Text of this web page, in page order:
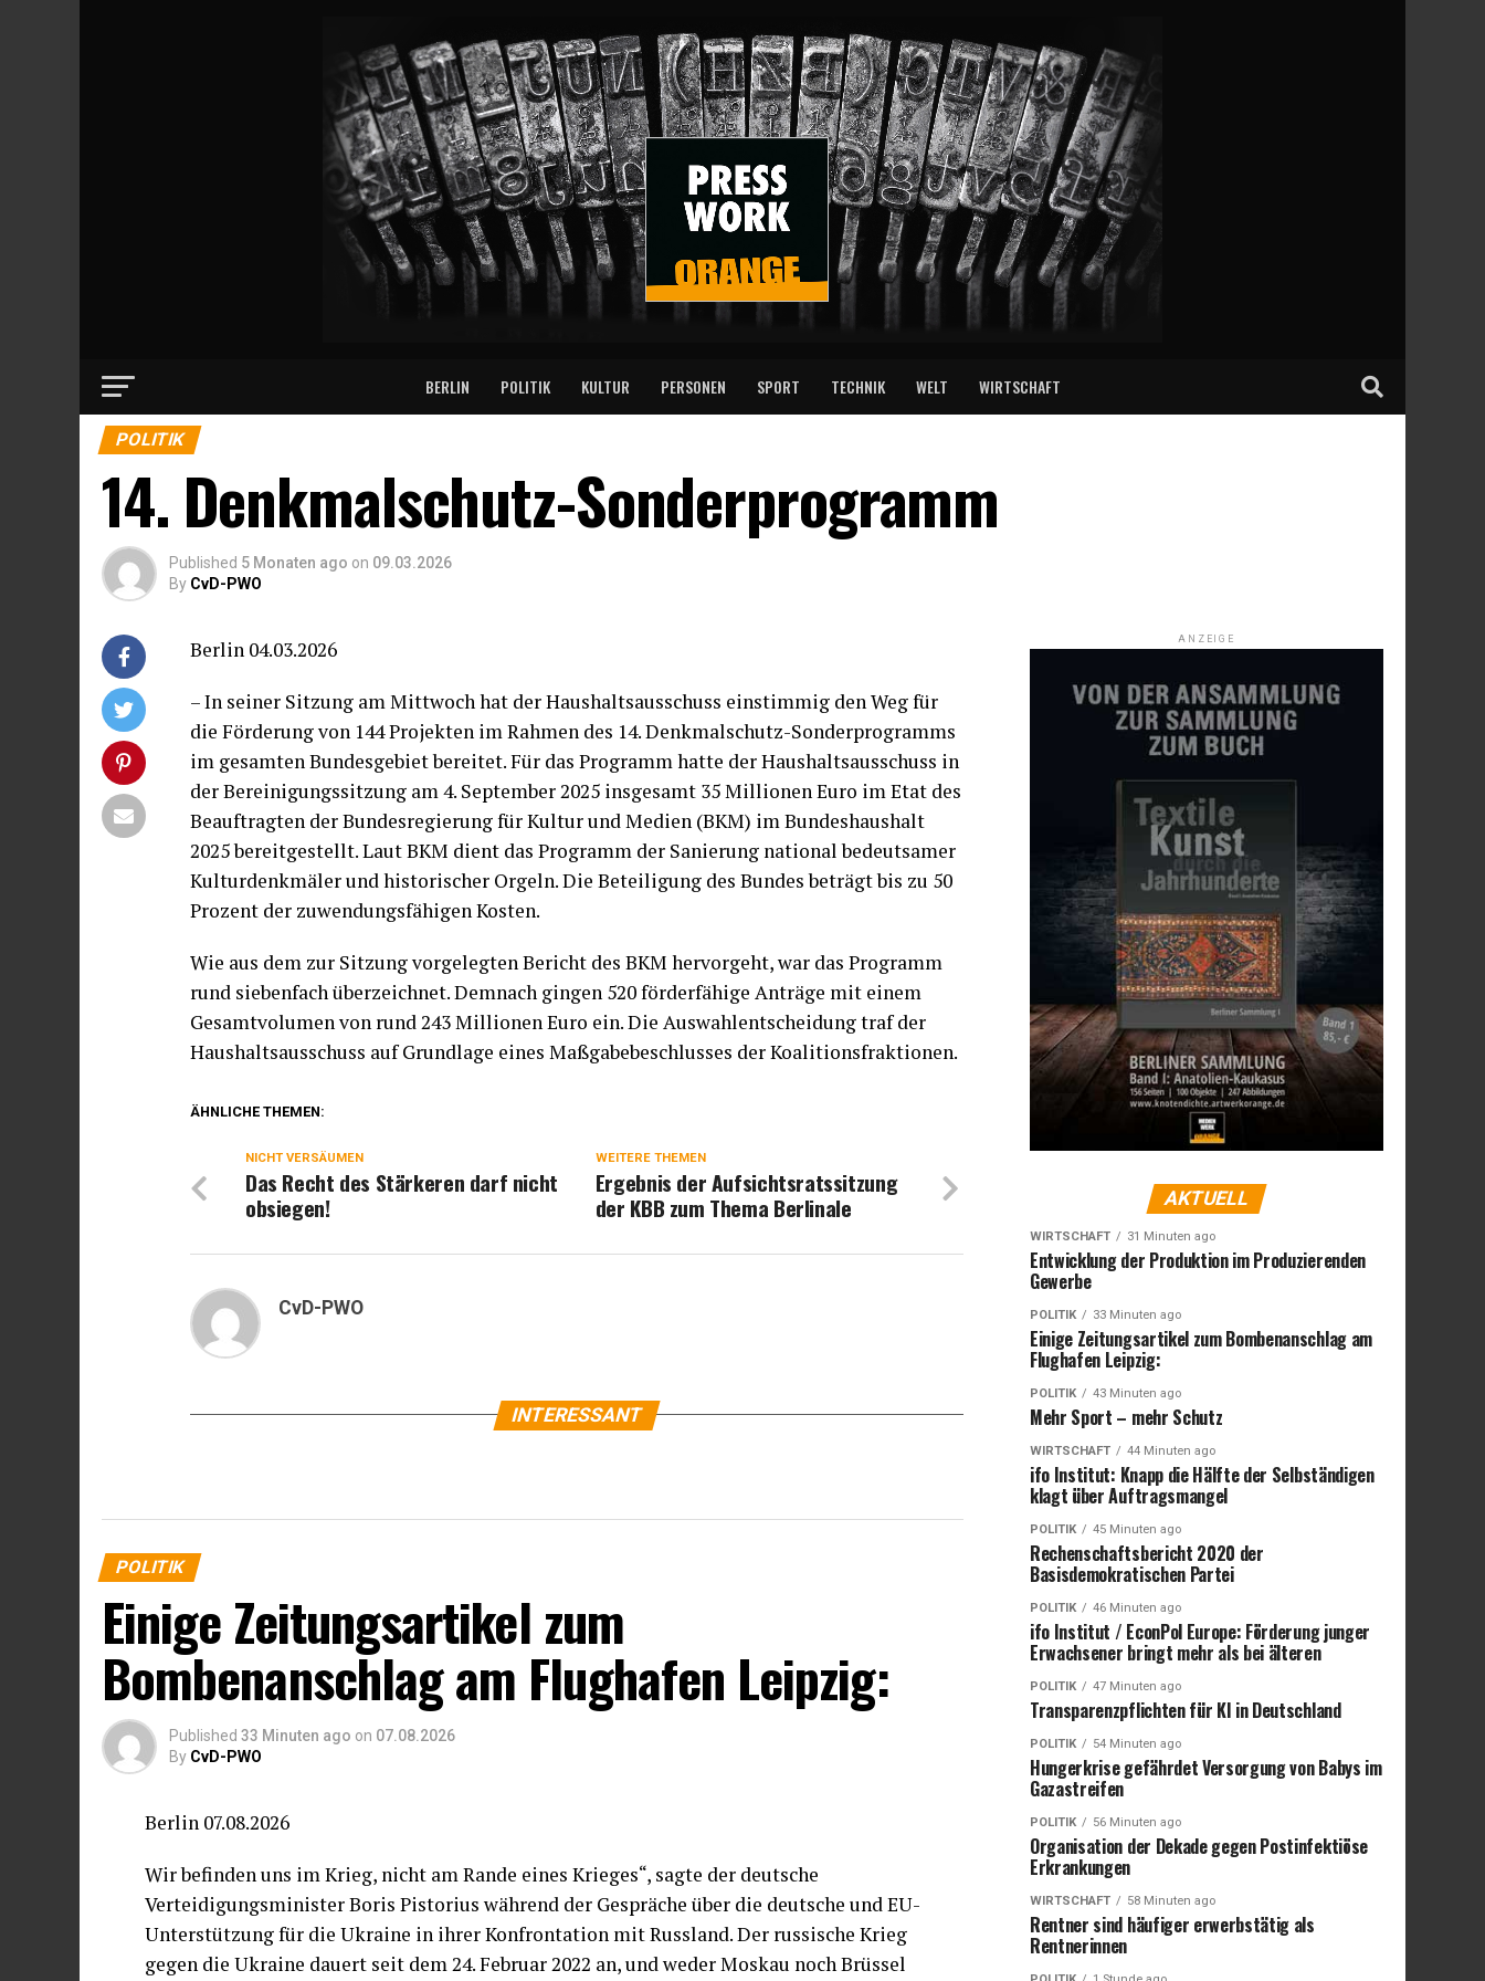
BERLIN POLITIK KULTUR PERSONEN SPORT TECHNIK WELT WIRTSCHAFT
POLITIK
14. Denkmalschutz-Sonderprogramm
Published 5 Monaten ago on 09.03.2026
By CvD-PWO
Berlin 04.03.2026
– In seiner Sitzung am Mittwoch hat der Haushaltsausschuss einstimmig den Weg für
die Förderung von 144 Projekten im Rahmen des 14. Denkmalschutz-Sonderprogramms
im gesamten Bundesgebiet bereitet. Für das Programm hatte der Haushaltsausschuss in
der Bereinigungssitzung am 4. September 2025 insgesamt 35 Millionen Euro im Etat des
Beauftragten der Bundesregierung für Kultur und Medien (BKM) im Bundeshaushalt
2025 bereitgestellt. Laut BKM dient das Programm der Sanierung national bedeutsamer
Kulturdenkmäler und historischer Orgeln. Die Beteiligung des Bundes beträgt bis zu 50
Prozent der zuwendungsfähigen Kosten.
Wie aus dem zur Sitzung vorgelegten Bericht des BKM hervorgeht, war das Programm
rund siebenfach überzeichnet. Demnach gingen 520 förderfähige Anträge mit einem
Gesamtvolumen von rund 243 Millionen Euro ein. Die Auswahlentscheidung traf der
Haushaltsausschuss auf Grundlage eines Maßgabebeschlusses der Koalitionsfraktionen.
ÄHNLICHE THEMEN:
WEITERE THEMEN
Ergebnis der Aufsichtsratssitzung
der KBB zum Thema Berlinale
NICHT VERSÄUMEN
Das Recht des Stärkeren darf nicht
obsiegen!
CvD-PWO
INTERESSANT
POLITIK
Einige Zeitungsartikel zum
Bombenanschlag am Flughafen Leipzig:
Published 33 Minuten ago on 07.08.2026
By CvD-PWO
Berlin 07.08.2026
Wir befinden uns im Krieg, nicht am Rande eines Krieges“, sagte der deutsche
Verteidigungsminister Boris Pistorius während der Gespräche über die deutsche und EU-
Unterstützung für die Ukraine in ihrer Konfrontation mit Russland. Der russische Krieg
gegen die Ukraine dauert seit dem 24. Februar 2022 an, und weder Moskau noch Brüssel
ANZEIGE
AKTUELL
WIRTSCHAFT 31 Minuten ago
Entwicklung der Produktion im Produzierenden
Gewerbe
POLITIK 33 Minuten ago
Einige Zeitungsartikel zum Bombenanschlag am
Flughafen Leipzig:
POLITIK 43 Minuten ago
Mehr Sport – mehr Schutz
WIRTSCHAFT 44 Minuten ago
ifo Institut: Knapp die Hälfte der Selbständigen
klagt über Auftragsmangel
POLITIK 45 Minuten ago
Rechenschaftsbericht 2020 der
Basisdemokratischen Partei
POLITIK 46 Minuten ago
ifo Institut / EconPol Europe: Förderung junger
Erwachsener bringt mehr als bei älteren
POLITIK 47 Minuten ago
Transparenzpflichten für KI in Deutschland
POLITIK 54 Minuten ago
Hungerkrise gefährdet Versorgung von Babys im
Gazastreifen
POLITIK 56 Minuten ago
Organisation der Dekade gegen Postinfektiöse
Erkrankungen
WIRTSCHAFT 58 Minuten ago
Rentner sind häufiger erwerbstätig als
Rentnerinnen